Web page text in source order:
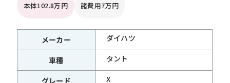
本体102.8万円 諸費用7万円
メーカー ダイハツ
車種 タント
グレード X